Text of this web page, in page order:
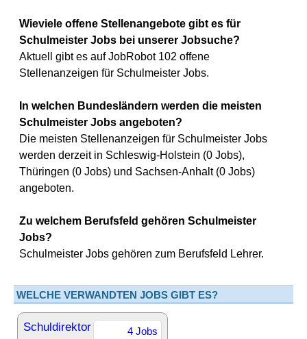
Wieviele offene Stellenangebote gibt es für
Schulmeister Jobs bei unserer Jobsuche?
Aktuell gibt es auf JobRobot 102 offene
Stellenanzeigen für Schulmeister Jobs.
In welchen Bundesländern werden die meisten
Schulmeister Jobs angeboten?
Die meisten Stellenanzeigen für Schulmeister Jobs
werden derzeit in Schleswig-Holstein (0 Jobs),
Thüringen (0 Jobs) und Sachsen-Anhalt (0 Jobs)
angeboten.
Zu welchem Berufsfeld gehören Schulmeister
Jobs?
Schulmeister Jobs gehören zum Berufsfeld Lehrer.
WELCHE VERWANDTEN JOBS GIBT ES?
Schuldirektor 4 Jobs